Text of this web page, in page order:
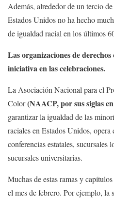
Además, alrededor de un tercio
Estados Unidos no ha hecho
de igualdad racial en los últimos
Las organizaciones de
iniciativa en las celebraciones.
La Asociación Nacional para el
Color(NAACP, por sus siglas
garantizar la igualdad de las
raciales en Estados Unidos, opera
conferencias estatales, sucursales
sucursales universitarias.
Muchas de estas ramas y
el mes de febrero. Por ejemplo,